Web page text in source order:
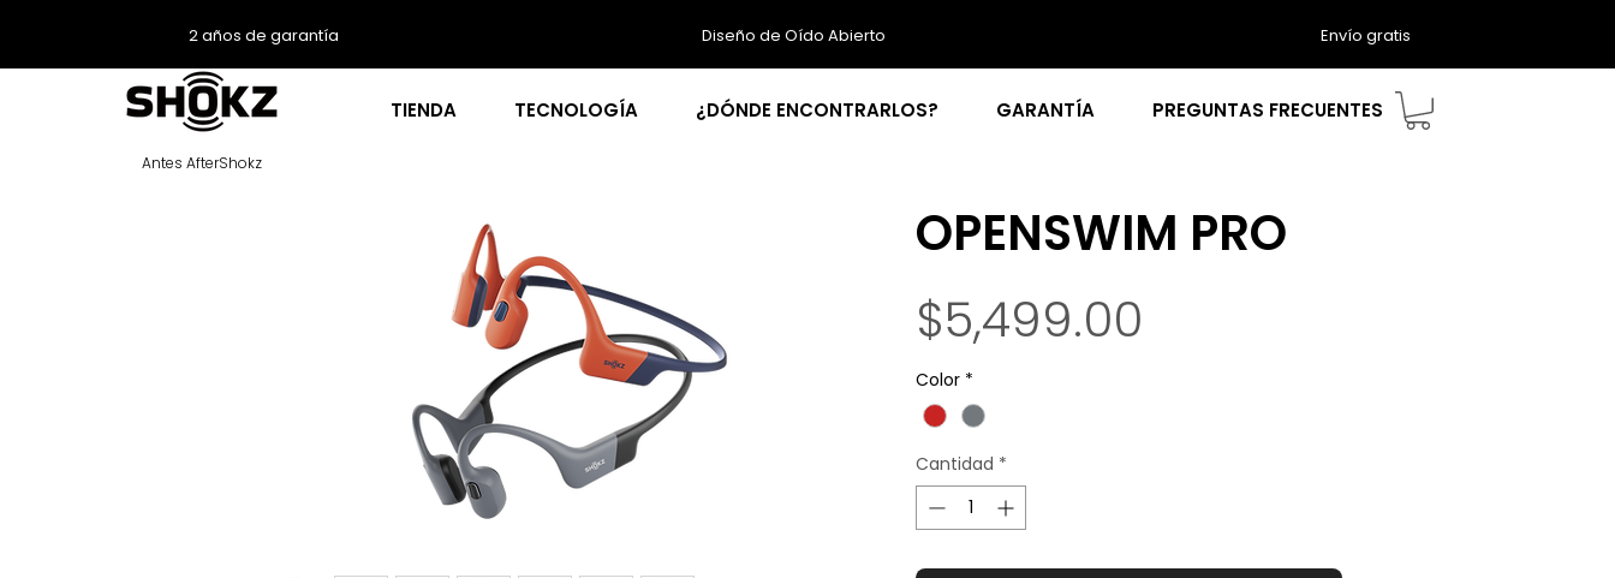
Diseño de Oído Abierto Envío gratis
2 años de garantía
TIENDA TECNOLOGÍA ¿DÓNDE ENCONTRARLOS? GARANTÍA PREGUNTAS FRECUENTES
Antes AfterShokz
OPENSWIM PRO
$5,499.00
Color *
Cantidad *